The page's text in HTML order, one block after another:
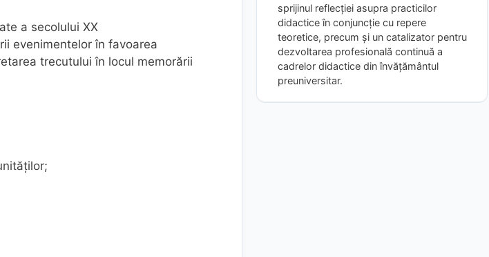
a secolului XX
evenimentelor în favoarea
trecutului în locul memorării
sprijinul reflecției asupra practicilor
didactice în conjuncție cu repere
teoretice, precum și un catalizator pentru
dezvoltarea profesională continuă a
cadrelor didactice din învățământul
preuniversitar.